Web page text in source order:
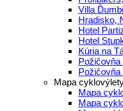
Villa
Hradisko,
Hotel
Hotel
Kúria na
Požičovňa
Mapa
Mapa
Mapa